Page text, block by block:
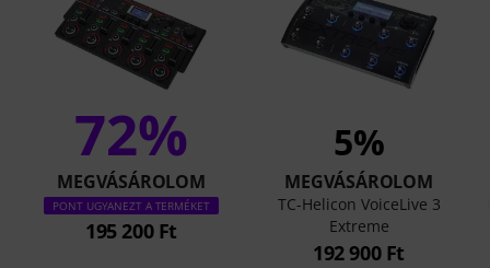
72%
MEGVÁSÁROLOM
PONT UGYANEZT A TERMÉKET
195 200 Ft
5%
MEGVÁSÁROLOM
TC-Helicon VoiceLive 3
Extreme
192 900 Ft